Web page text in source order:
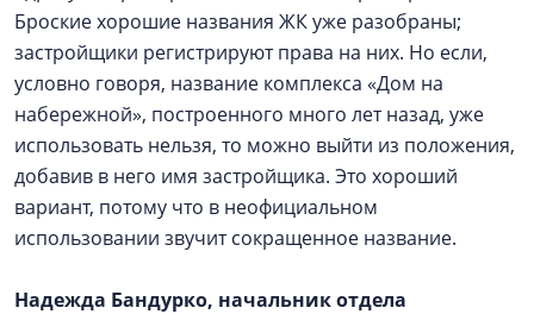
Броские хорошие названия ЖК уже разобраны;
застройщики регистрируют права на них. Но если,
условно говоря, название комплекса «Дом на
набережной», построенного много лет назад, уже
использовать нельзя, то можно выйти из положения,
добавив в него имя застройщика. Это хороший
вариант, потому что в неофициальном
использовании звучит сокращенное название.
Надежда Бандурко, начальник отдела